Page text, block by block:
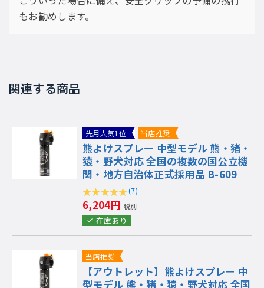
もお勧めします。
関連する商品
先月人気1位 当店推奨
熊よけスプレー 中型モデル 熊・猪・
猿・野犬対応 全国の複数の国公立機
関・地方自治体正式採用品 B-609
(7)
6,204円 税別
在庫あり
当店推奨
【アウトレット】熊よけスプレー 中
型モデル 熊・猪・猿・野犬対応 全国